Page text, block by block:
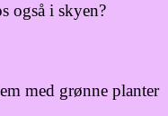
også i skyen?
med grønne planter